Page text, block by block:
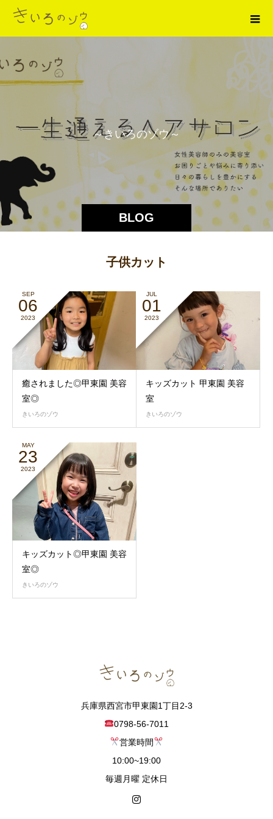
BLOG
～きいろのゾウ～
子供カット
SEP
06
2023
癒されました◎甲東園 美容
室◎
きいろのゾウ
JUL
01
2023
キッズカット 甲東園 美容
室
きいろのゾウ
MAY
23
2023
キッズカット◎甲東園 美容
室◎
きいろのゾウ
兵庫県西宮市甲東園1丁目2-3
0798-56-7011
営業時間
10:00~19:00
毎週月曜 定休日